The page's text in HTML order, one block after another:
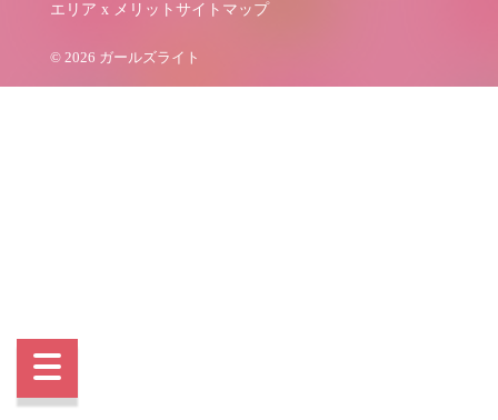
エリア x メリットサイトマップ
© 2026 ガールズライト